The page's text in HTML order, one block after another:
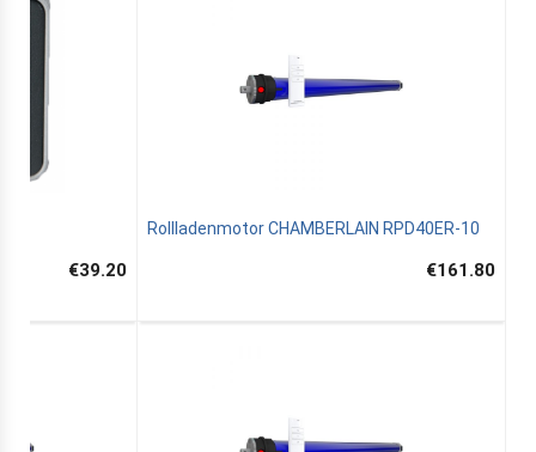
€39.20
Rollladenmotor CHAMBERLAIN RPD40ER-10
€161.80